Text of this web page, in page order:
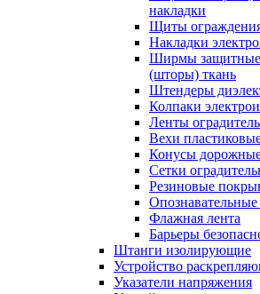
накладки
Щиты
Накладки
Ширмы защитные
(шторы) ткань
Штендеры
Колпаки
Ленты
Вехи
Конусы
Сетки
Резиновые
Опознавательные
Флажная лента
Барьеры
Штанги изолирующие
Устройство
Указатели напряжения